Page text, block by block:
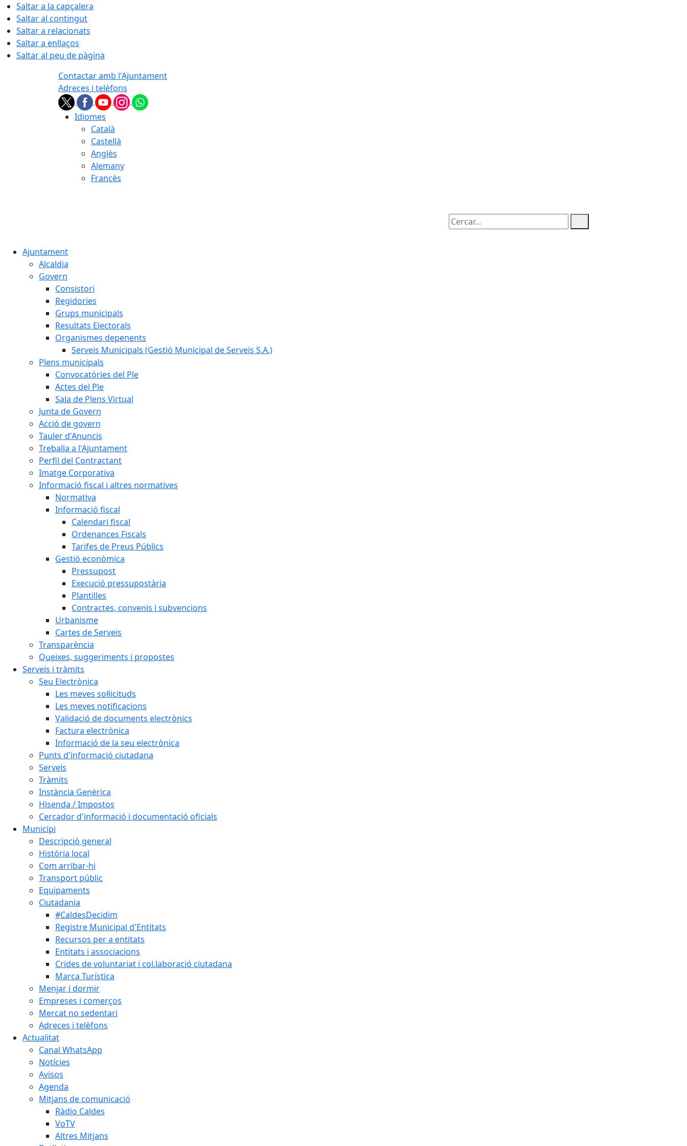
Saltar a la capçalera
Saltar al contingut
Saltar a relacionats
Saltar a enllaços
Saltar al peu de pàgina
Contactar amb l'Ajuntament
Adreces i telèfons
Idiomes
Català
Castellà
Anglès
Alemany
Francès
Cercar:
Ajuntament
Alcaldia
Govern
Consistori
Regidories
Grups municipals
Resultats Electorals
Organismes depenents
Serveis Municipals (Gestió Municipal de Serveis S.A.)
Plens municipals
Convocatòries del Ple
Actes del Ple
Sala de Plens Virtual
Junta de Govern
Acció de govern
Tauler d'Anuncis
Treballa a l'Ajuntament
Perfil del Contractant
Imatge Corporativa
Informació fiscal i altres normatives
Normativa
Informació fiscal
Calendari fiscal
Ordenances Fiscals
Tarifes de Preus Públics
Gestió econòmica
Pressupost
Execució pressupostària
Plantilles
Contractes, convenis i subvencions
Urbanisme
Cartes de Serveis
Transparència
Queixes, suggeriments i propostes
Serveis i tràmits
Seu Electrònica
Les meves sol·licituds
Les meves notificacions
Validació de documents electrònics
Factura electrònica
Informació de la seu electrònica
Punts d'informació ciutadana
Serveis
Tràmits
Instància Genèrica
Hisenda / Impostos
Cercador d'informació i documentació oficials
Municipi
Descripció general
Història local
Com arribar-hi
Transport públic
Equipaments
Ciutadania
#CaldesDecidim
Registre Municipal d'Entitats
Recursos per a entitats
Entitats i associacions
Crides de voluntariat i col.laboració ciutadana
Marca Turística
Menjar i dormir
Empreses i comerços
Mercat no sedentari
Adreces i telèfons
Actualitat
Canal WhatsApp
Notícies
Avisos
Agenda
Mitjans de comunicació
Ràdio Caldes
VoTV
Altres Mitjans